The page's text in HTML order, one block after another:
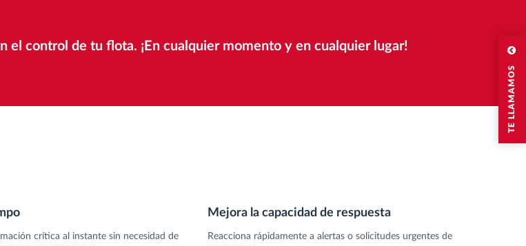
TE LLAMAMOS
el control de tu flota. ¡En cualquier momento y en cualquier lugar!
crítica al instante sin necesidad de
Mejora la capacidad de respuesta
Reacciona rápidamente a alertas o solicitudes urgentes de